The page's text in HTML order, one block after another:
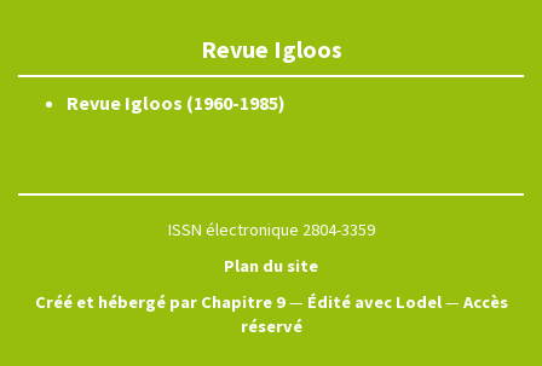
Revue Igloos
Revue Igloos (1960-1985)
ISSN électronique 2804-3359
Plan du site
Créé et hébergé par Chapitre 9— Édité avec Lodel— Accès
réservé